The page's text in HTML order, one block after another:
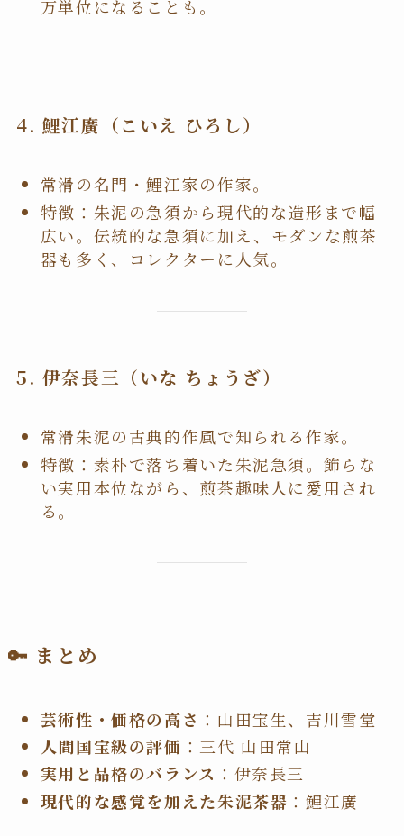
万単位になることも。
4. 鯉江廣（こいえ ひろし）
常滑の名門・鯉江家の作家。
特徴：朱泥の急須から現代的な造形まで幅
広い。伝統的な急須に加え、モダンな煎茶
器も多く、コレクターに人気。
5. 伊奈長三（いな ちょうざ）
常滑朱泥の古典的作風で知られる作家。
特徴：素朴で落ち着いた朱泥急須。飾らな
い実用本位ながら、煎茶趣味人に愛用され
る。
🔑 まとめ
芸術性・価格の高さ ：山田宝生、吉川雪堂
人間国宝級の評価 ：三代 山田常山
実用と品格のバランス ：伊奈長三
現代的な感覚を加えた朱泥茶器 ：鯉江廣